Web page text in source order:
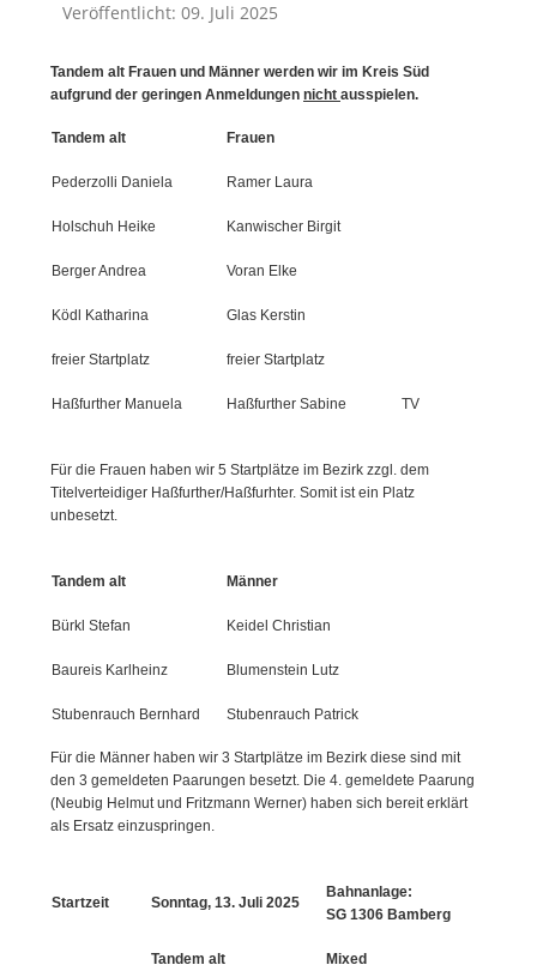
Veröffentlicht: 09. Juli 2025
Tandem alt Frauen und Männer werden wir im Kreis Süd
aufgrund der geringen Anmeldungen nicht ausspielen.
Tandem alt Frauen
Pederzolli Daniela Ramer Laura
Holschuh Heike Kanwischer Birgit
Berger Andrea Voran Elke
Ködl Katharina Glas Kerstin
freier Startplatz freier Startplatz
Haßfurther Manuela Haßfurther Sabine TV
Für die Frauen haben wir 5 Startplätze im Bezirk zzgl. dem
Titelverteidiger Haßfurther/Haßfurhter. Somit ist ein Platz
unbesetzt.
Tandem alt Männer
Bürkl Stefan Keidel Christian
Baureis Karlheinz Blumenstein Lutz
Stubenrauch Bernhard Stubenrauch Patrick
Für die Männer haben wir 3 Startplätze im Bezirk diese sind mit
den 3 gemeldeten Paarungen besetzt. Die 4. gemeldete Paarung
(Neubig Helmut und Fritzmann Werner) haben sich bereit erklärt
als Ersatz einzuspringen.
Startzeit Sonntag, 13. Juli 2025
Bahnanlage:
SG 1306 Bamberg
Tandem alt Mixed